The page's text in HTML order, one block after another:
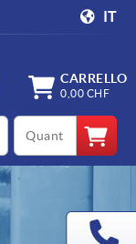
IT
CARRELLO
0,00 CHF
qty